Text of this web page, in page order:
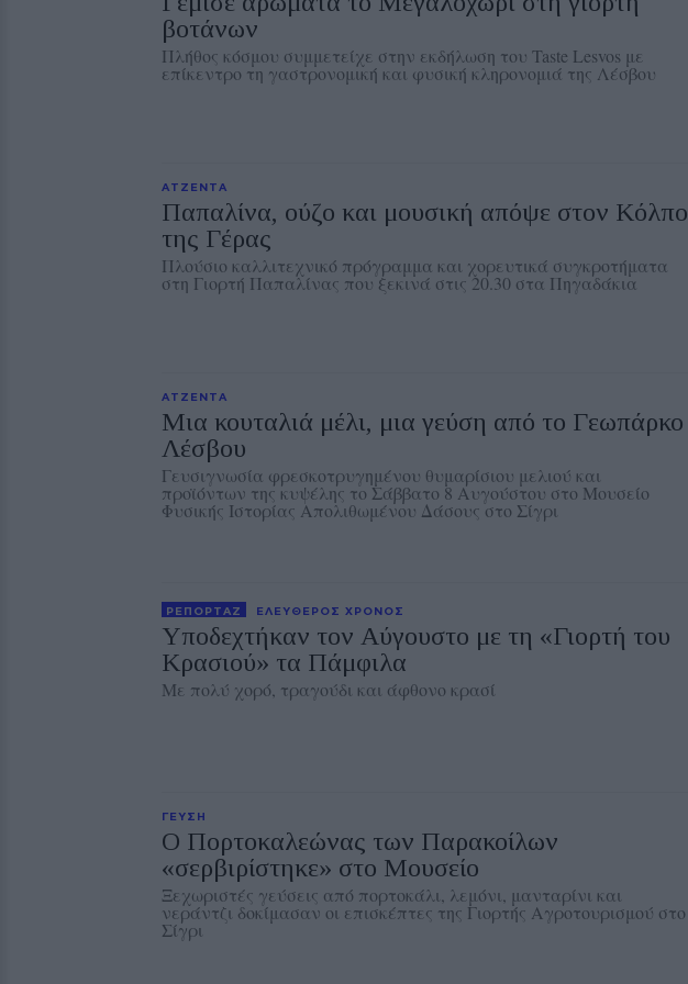
βοτάνων
Πλήθος κόσμου συμμετείχε στην εκδήλωση του Taste Lesvos με
επίκεντρο τη γαστρονομική και φυσική κληρονομιά της Λέσβου
ΑΤΖΕΝΤΑ
Παπαλίνα, ούζο και μουσική απόψε στον Κόλπο
της Γέρας
Πλούσιο καλλιτεχνικό πρόγραμμα και χορευτικά συγκροτήματα
στη Γιορτή Παπαλίνας που ξεκινά στις 20.30 στα Πηγαδάκια
ΑΤΖΕΝΤΑ
Μια κουταλιά μέλι, μια γεύση από το Γεωπάρκο
Λέσβου
Γευσιγνωσία φρεσκοτρυγημένου θυμαρίσιου μελιού και
προϊόντων της κυψέλης το Σάββατο 8 Αυγούστου στο Μουσείο
Φυσικής Ιστορίας Απολιθωμένου Δάσους στο Σίγρι
ΡΕΠΟΡΤΑΖ ΕΛΕΥΘΕΡΟΣ ΧΡΟΝΟΣ
Υποδεχτήκαν τον Αύγουστο με τη «Γιορτή του
Κρασιού» τα Πάμφιλα
Με πολύ χορό, τραγούδι και άφθονο κρασί
ΓΕΥΣΗ
Ο Πορτοκαλεώνας των Παρακοίλων
«σερβιρίστηκε» στο Μουσείο
Ξεχωριστές γεύσεις από πορτοκάλι, λεμόνι, μανταρίνι και
νεράντζι δοκίμασαν οι επισκέπτες της Γιορτής Αγροτουρισμού στο
Σίγρι